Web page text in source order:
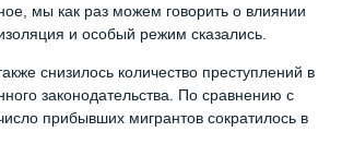
мы как раз можем говорить о влиянии
и особый режим сказались.
снизилось количество преступлений в
законодательства. По сравнению с
прибывших мигрантов сократилось в